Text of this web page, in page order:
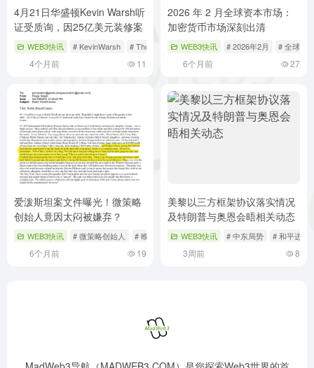
4月21日华盛顿Kevin Warsh听
证受质询，因25亿美元装修案
WEB3快讯 # KevinWarsh # ThomTillis # 听证
4个月前 11
2026 年 2 月全球资本市场：
加密货币市场深刻出清
WEB3快讯 # 2026年2月 # 全球资
6个月前 27
爱泼斯坦案文件曝光！微策略
创始人竟因太闷被嫌弃？
WEB3快讯 # 微策略创始人 # 晚宴 # 比特币
6个月前 19
美黎以三方框架协议落实情况
及特朗普与奥恩会晤相关动态
WEB3快讯 # 中东局势 # 和平进程
3周前 8